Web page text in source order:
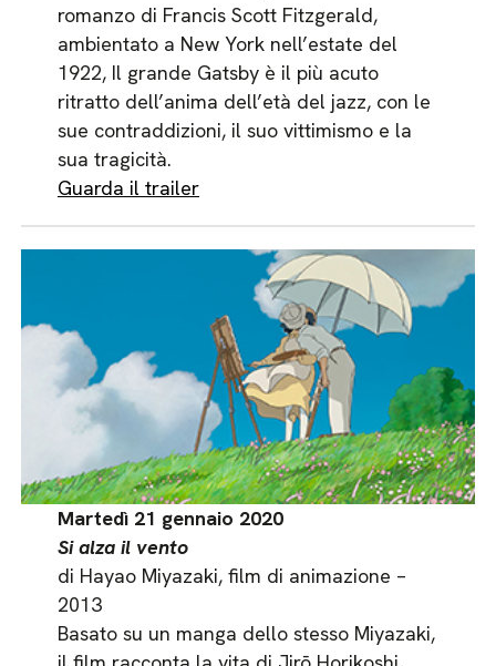
romanzo di Francis Scott Fitzgerald,
ambientato a New York nell’estate del
1922, Il grande Gatsby è il più acuto
ritratto dell’anima dell’età del jazz, con le
sue contraddizioni, il suo vittimismo e la
sua tragicità.
Guarda il trailer
Martedì 21 gennaio 2020
Si alza il vento
di Hayao Miyazaki, film di animazione –
2013
Basato su un manga dello stesso Miyazaki,